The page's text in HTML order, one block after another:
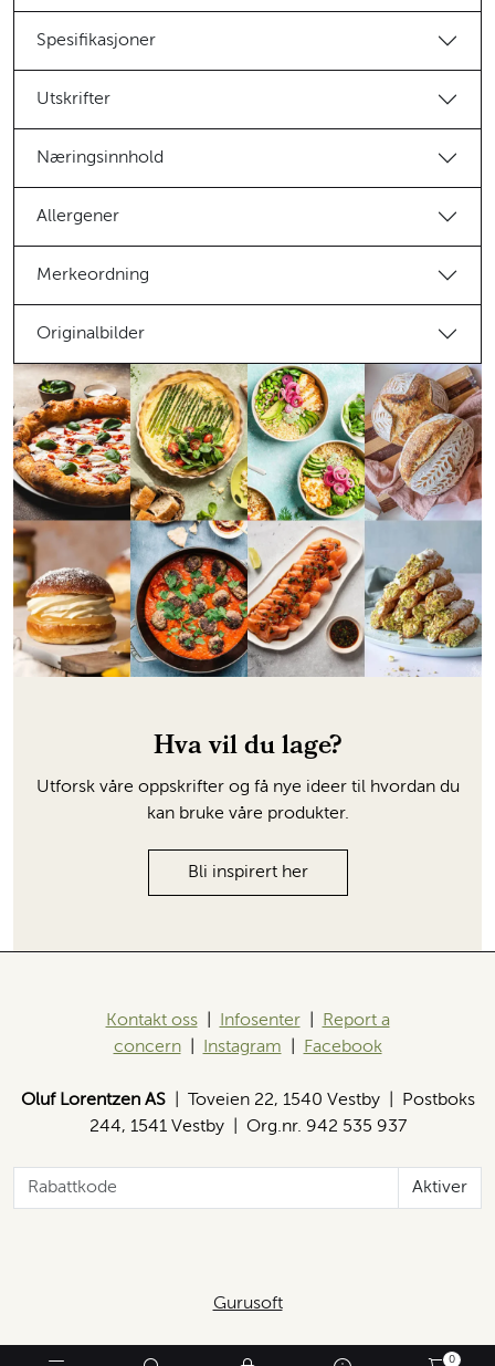
0
Spesifikasjoner
Utskrifter
Næringsinnhold
Allergener
Merkeordning
Originalbilder
Hva vil du lage?
Utforsk våre oppskrifter og få nye ideer til hvordan du
kan bruke våre produkter.
Bli inspirert her
Kontakt oss| Infosenter|
Report a
concern| Instagram Facebook
Oluf Lorentzen AS| Toveien 22, 1540 Vestby | Postboks
244, 1541 Vestby | Org.nr. 942 535 937
Aktiver
Gurusoft